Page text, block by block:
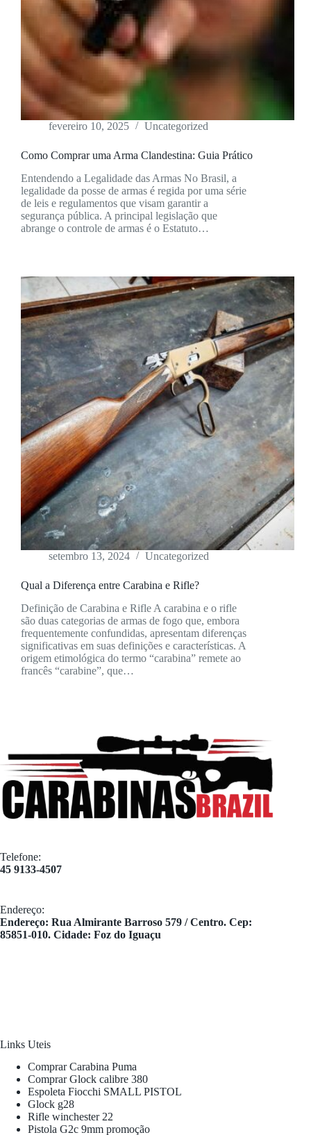
fevereiro 10, 2025 Uncategorized
Como Comprar uma Arma Clandestina: Guia Prático
Entendendo a Legalidade das Armas No Brasil, a
legalidade da posse de armas é regida por uma série
de leis e regulamentos que visam garantir a
segurança pública. A principal legislação que
abrange o controle de armas é o Estatuto…
setembro 13, 2024 Uncategorized
Qual a Diferença entre Carabina e Rifle?
Definição de Carabina e Rifle A carabina e o rifle
são duas categorias de armas de fogo que, embora
frequentemente confundidas, apresentam diferenças
significativas em suas definições e características. A
origem etimológica do termo “carabina” remete ao
francês “carabine”, que…
Telefone:
45 9133-4507
Endereço:
​Endereço: Rua Almirante Barroso 579 / Centro. Cep:
85851-010. Cidade: Foz do Iguaçu
Links Uteis
Comprar Carabina Puma
Comprar Glock calibre 380
Espoleta Fiocchi SMALL PISTOL
Glock g28
Rifle winchester 22
Pistola G2c 9mm promoção